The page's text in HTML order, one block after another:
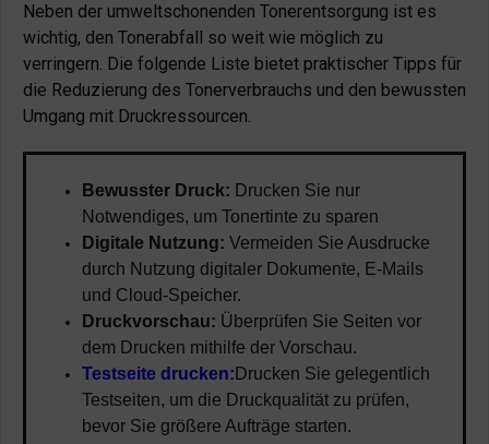
Neben der umweltschonenden Tonerentsorgung ist es
wichtig, den Tonerabfall so weit wie möglich zu
verringern. Die folgende Liste bietet praktischer Tipps für
die Reduzierung des Tonerverbrauchs und den bewussten
Umgang mit Druckressourcen.
Bewusster Druck: Drucken Sie nur
Notwendiges, um Tonertinte zu sparen
Digitale Nutzung: Vermeiden Sie Ausdrucke
durch Nutzung digitaler Dokumente, E-Mails
und Cloud-Speicher.
Druckvorschau: Überprüfen Sie Seiten vor
dem Drucken mithilfe der Vorschau.
Testseite drucken: Drucken Sie gelegentlich
Testseiten, um die Druckqualität zu prüfen,
bevor Sie größere Aufträge starten.